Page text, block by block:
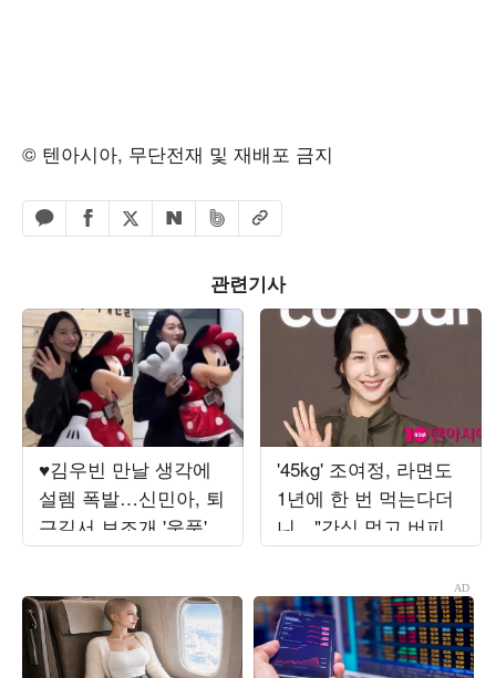
© 텐아시아, 무단전재 및 재배포 금지
카카오톡 공유하기
페이스북 공유하기
엑스 공유하기
네이버 공유하기
밴드 공유하기
URL복사
관련기사
♥김우빈 만날 생각에
설렘 폭발…신민아, 퇴
근길서 보조개 '움푹'
미소 활짝
'45kg' 조여정, 라면도
1년에 한 번 먹는다더
니…"간식 먹고 버피테
스트 200개→수영"